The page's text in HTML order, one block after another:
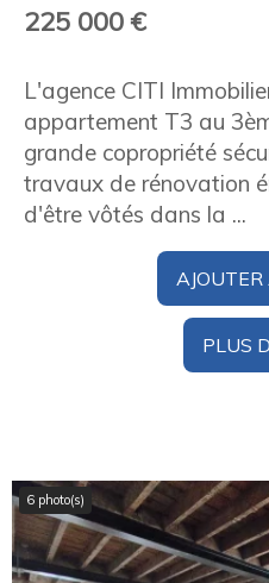
225 000 €
L'agence CITI
appartement T3 au
grande copropriété
travaux de rénovation
d'être vôtés dans la ...
AJOUTER
PLUS
6 photo(s)